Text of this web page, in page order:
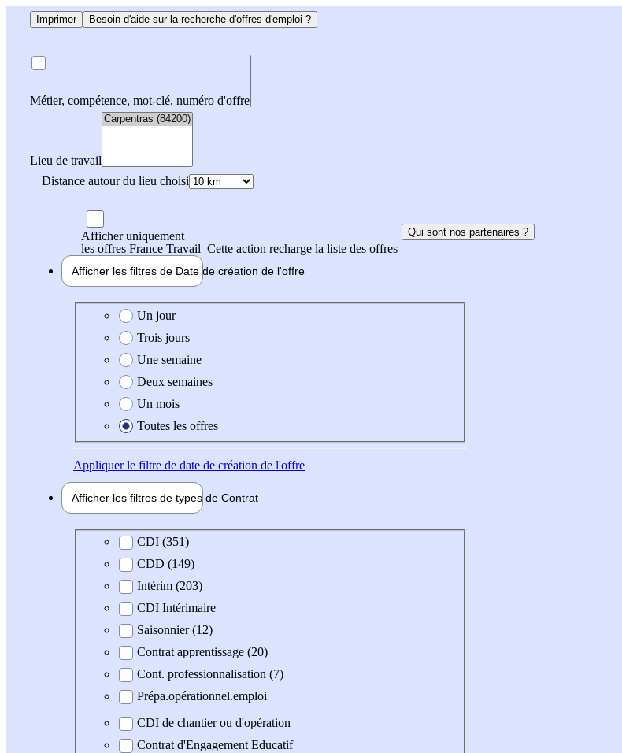
Imprimer Besoin d'aide sur la recherche d'offres d'emploi ?
Métier, compétence, mot-clé, numéro d'offre
Lieu de travail
Distance autour du lieu choisi
Afficher uniquement
les offres France Travail Cette action recharge la liste des offres
Qui sont nos partenaires ?
Afficher les filtres de Date de création de l'offre
Date de création de l'offre
Un jour
Trois jours
Une semaine
Deux semaines
Un mois
Toutes les offres
Appliquerle filtre de date de création de l'offre
Afficher les filtres de types de Contrat
Type de contratCDI (351)
CDD (149)
Intérim (203)
CDI Intérimaire
Saisonnier (12)
Contrat apprentissage (20)
Cont. professionnalisation (7)
Prépa.opérationnel.emploi
CDI de chantier ou d'opération
Contrat d'Engagement Educatif